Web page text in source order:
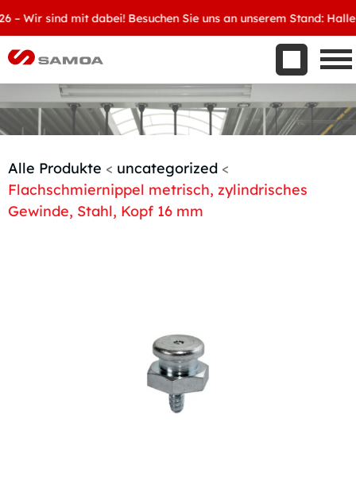
Wir sind mit dabei! Besuchen Sie uns an unserem Stand: Halle
Aktuelles
Kontakt
Handelspartner werden
Alle Produkte < uncategorized <
Flachschmiernippel metrisch, zylindrisches
Gewinde, Stahl, Kopf 16 mm